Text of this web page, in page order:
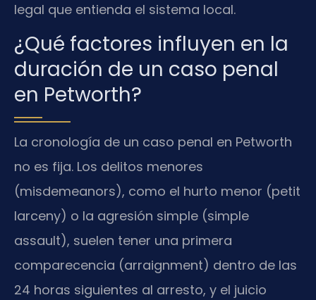
legal que entienda el sistema local.
¿Qué factores influyen en la
duración de un caso penal
en Petworth?
La cronología de un caso penal en Petworth
no es fija. Los delitos menores
(misdemeanors), como el hurto menor (petit
larceny) o la agresión simple (simple
assault), suelen tener una primera
comparecencia (arraignment) dentro de las
24 horas siguientes al arresto, y el juicio